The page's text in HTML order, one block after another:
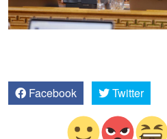
Facebook Twitter